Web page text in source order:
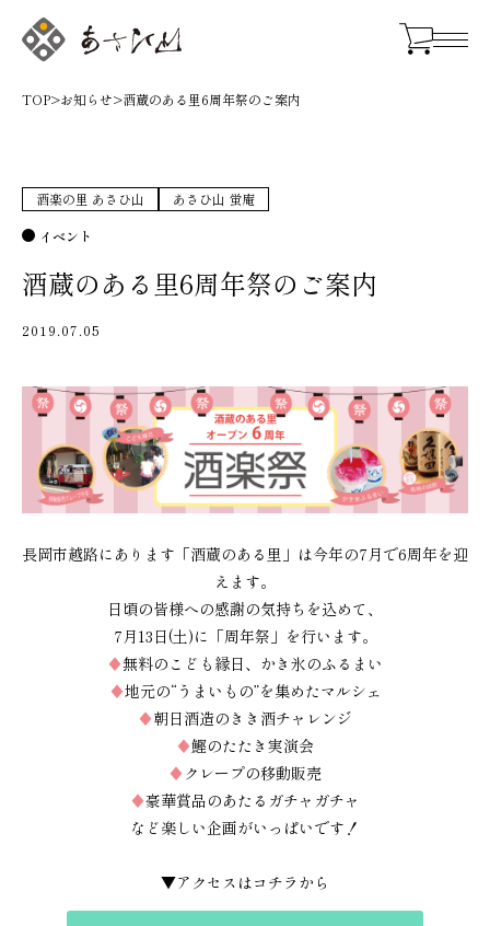
TOP>お知らせ>酒蔵のある里6周年祭のご案内
酒楽の里 あさひ山
あさひ山 蛍庵
イベント
酒蔵のある里6周年祭のご案内
2019.07.05
長岡市越路にあります「酒蔵のある里」は今年の7月で6周年を迎
えます。
日頃の皆様への感謝の気持ちを込めて、
7月13日(土)に「周年祭」を行います。
♦無料のこども縁日、かき氷のふるまい
♦地元の“うまいもの”を集めたマルシェ
♦朝日酒造のきき酒チャレンジ
♦鰹のたたき実演会
♦クレープの移動販売
♦豪華賞品のあたるガチャガチャ
など楽しい企画がいっぱいです！
▼アクセスはコチラから